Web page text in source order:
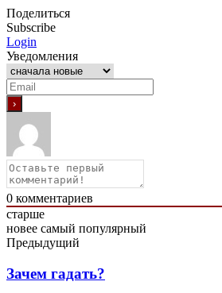
Поделиться
Subscribe
Login
Уведомления
0 комментариев
старше
новее самый популярный
Предыдущий
Зачем гадать?